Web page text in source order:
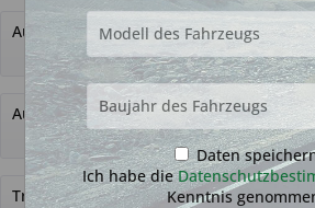
Autoschlüssel ohne Funk
Autoschlüsselgehäuse und Zubehör
Transponder
Daten
Ich habe die
Kenntnis